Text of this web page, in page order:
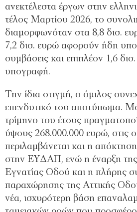
ανεκτέλεστα έργων στην
τέλος Μαρτίου 2026, το
διαμορφωνόταν στα 8,8 δισ.
7,2 δισ. ευρώ αφορούν ήδη
συμβάσεις και επιπλέον 1,6
υπογραφή.
Την ίδια στιγμή, ο όμιλος
επενδυτικό του αποτύπωμα.
τρίμηνο του έτους
ύψους 268.000.000 ευρώ, στις
περιλαμβάνεται και η
στην ΕΥΔΑΠ, ενώ η έναρξη
Εγνατίας Οδού και η πλήρης
παραχώρησης της Αττικής
νέα, ισχυρότερη βάση